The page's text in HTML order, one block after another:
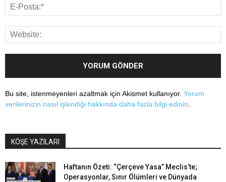
Bu site, istenmeyenleri azaltmak için Akismet kullanıyor. Yorum
verilerinizin nasıl işlendiği hakkında daha fazla bilgi edinin
KÖŞE YAZILARI
Haftanın Özeti: “Çerçeve Yasa” Meclis’te;
Operasyonlar, Sınır Ölümleri ve Dünyada